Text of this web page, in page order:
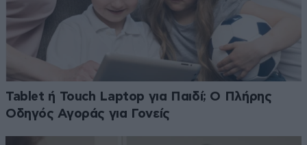
Tablet ή Touch Laptop για Παιδί; Ο Πλήρης
Οδηγός Αγοράς για Γονείς